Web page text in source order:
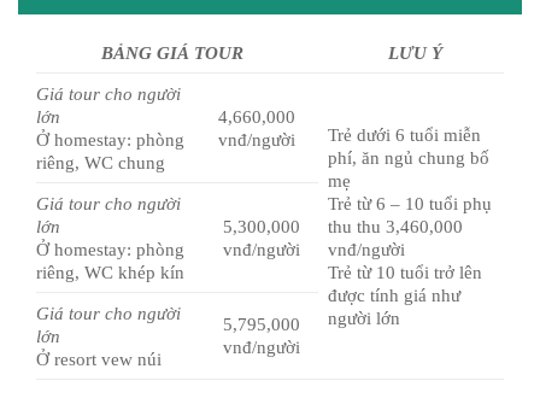
BẢNG GIÁ TOUR
LƯU Ý
Giá tour cho người
lớn
Ở homestay: phòng
riêng, WC chung
4,660,000
vnđ/người
Trẻ dưới 6 tuổi miễn
phí, ăn ngủ chung bố
mẹ
Trẻ từ 6 – 10 tuổi phụ
thu thu 3,460,000
vnđ/người
Trẻ từ 10 tuổi trở lên
được tính giá như
người lớn
Giá tour cho người
lớn
Ở homestay: phòng
riêng, WC khép kín
5,300,000
vnđ/người
Giá tour cho người
lớn
Ở resort vew núi
5,795,000
vnđ/người